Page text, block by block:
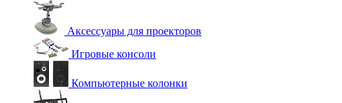
Аксессуары для проекторов
Игровые консоли
Компьютерные колонки